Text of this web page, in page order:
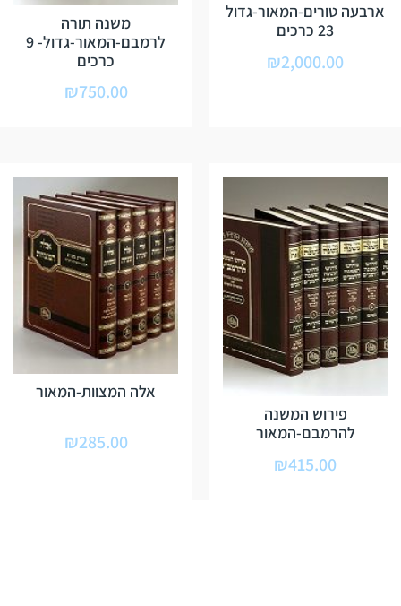
ארבעה טורים-המאור-גדול
23 כרכים
₪2,000.00
משנה תורה
לרמבם-המאור-גדול- 9
כרכים
₪750.00
פירוש המשנה
להרמבם-המאור
₪415.00
אלה המצוות-המאור
₪285.00